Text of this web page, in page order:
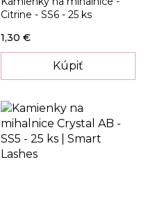
Citrine - SS6 - 25 ks
1,30 €
Kúpiť